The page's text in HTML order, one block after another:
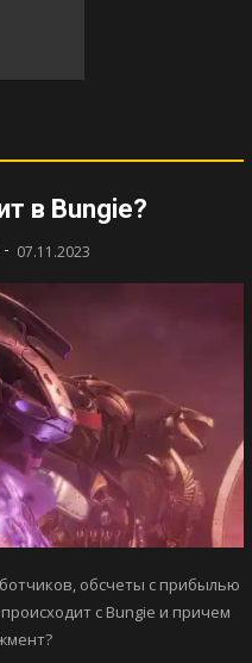
в Bungie?
- 07.11.2023
обсчеты с прибылью
с Bungie и причем